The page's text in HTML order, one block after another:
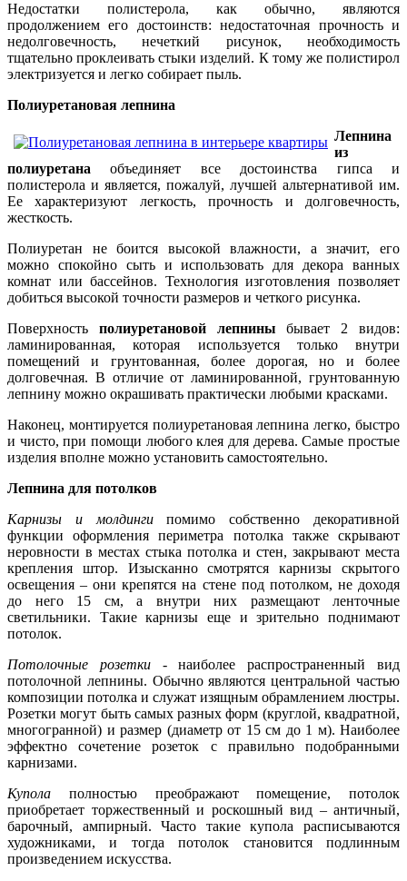
Недостатки полистерола, как обычно, являются
продолжением его достоинств: недостаточная прочность и
недолговечность, нечеткий рисунок, необходимость
тщательно проклеивать стыки изделий. К тому же полистирол
электризуется и легко собирает пыль.
Полиуретановая лепнина
Лепнина
из
полиуретана объединяет все достоинства гипса и
полистерола и является, пожалуй, лучшей альтернативой им.
Ее характеризуют легкость, прочность и долговечность,
жесткость.
Полиуретан не боится высокой влажности, а значит, его
можно спокойно сыть и использовать для декора ванных
комнат или бассейнов. Технология изготовления позволяет
добиться высокой точности размеров и четкого рисунка.
Поверхность полиуретановой лепнины бывает 2 видов:
ламинированная, которая используется только внутри
помещений и грунтованная, более дорогая, но и более
долговечная. В отличие от ламинированной, грунтованную
лепнину можно окрашивать практически любыми красками.
Наконец, монтируется полиуретановая лепнина легко, быстро
и чисто, при помощи любого клея для дерева. Самые простые
изделия вполне можно установить самостоятельно.
Лепнина для потолков
Карнизы и молдингипомимо собственно декоративной
функции оформления периметра потолка также скрывают
неровности в местах стыка потолка и стен, закрывают места
крепления штор. Изысканно смотрятся карнизы скрытого
освещения – они крепятся на стене под потолком, не доходя
до него 15 см, а внутри них размещают ленточные
светильники. Такие карнизы еще и зрительно поднимают
потолок.
Потолочные розетки- наиболее распространенный вид
потолочной лепнины. Обычно являются центральной частью
композиции потолка и служат изящным обрамлением люстры.
Розетки могут быть самых разных форм (круглой, квадратной,
многогранной) и размер (диаметр от 15 см до 1 м). Наиболее
эффектно сочетение розеток с правильно подобранными
карнизами.
Купола полностью преображают помещение, потолок
приобретает торжественный и роскошный вид – античный,
барочный, ампирный. Часто такие купола расписываются
художниками, и тогда потолок становится подлинным
произведением искусства.